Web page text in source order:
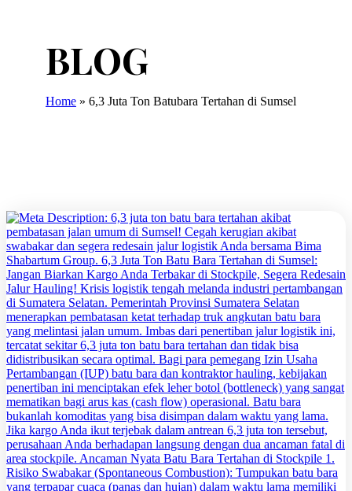
Home » 6,3 Juta Ton Batubara Tertahan di Sumsel